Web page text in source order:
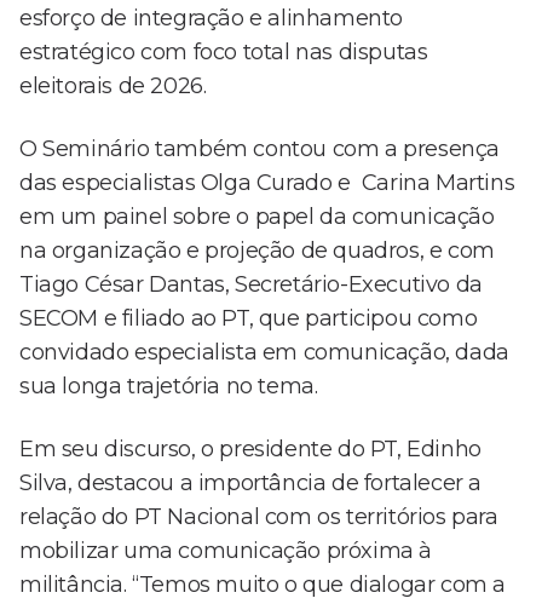
esforço de integração e alinhamento
estratégico com foco total nas disputas
eleitorais de 2026.
O Seminário também contou com a presença
das especialistas Olga Curado e Carina Martins
em um painel sobre o papel da comunicação
na organização e projeção de quadros, e com
Tiago César Dantas, Secretário-Executivo da
SECOM e filiado ao PT, que participou como
convidado especialista em comunicação, dada
sua longa trajetória no tema.
Em seu discurso, o presidente do PT, Edinho
Silva, destacou a importância de fortalecer a
relação do PT Nacional com os territórios para
mobilizar uma comunicação próxima à
militância. “Temos muito o que dialogar com a